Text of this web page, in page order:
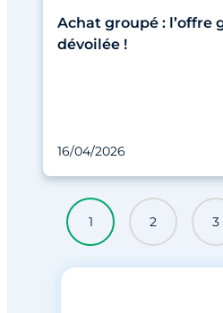
Achat groupé : l’offre
dévoilée !
16/04/2026
1 2 3